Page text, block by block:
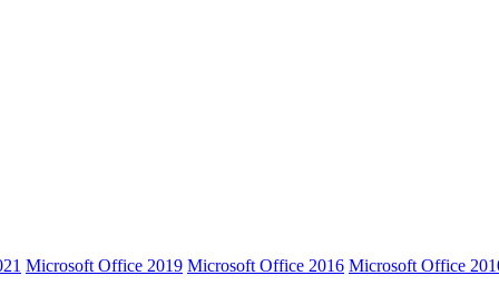
Microsoft Office 2019 Microsoft Office 2016 Microsoft Office